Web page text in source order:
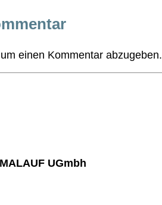
einen Kommentar abzugeben.
UGmbh